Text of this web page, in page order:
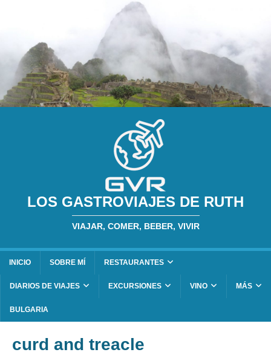
LOS GASTROVIAJES DE RUTH
VIAJAR, COMER, BEBER, VIVIR
INICIO SOBRE MÍ RESTAURANTES
DIARIOS DE VIAJES EXCURSIONES VINO MÁS
BULGARIA
curd and treacle